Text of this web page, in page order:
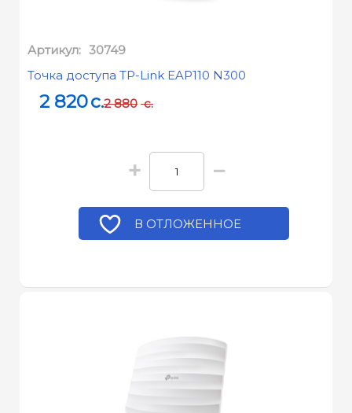
Артикул: 30749
Точка доступа TP-Link EAP110 N300
2 820c.2 880 c.
+ −
В ОТЛОЖЕННОЕ